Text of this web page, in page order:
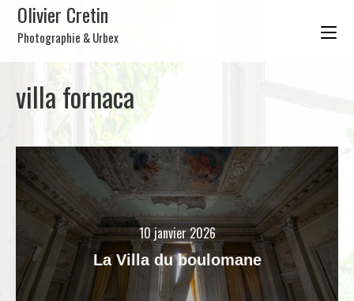
Olivier Cretin
Photographie & Urbex
villa fornaca
10 janvier 2026
La Villa du boulomane